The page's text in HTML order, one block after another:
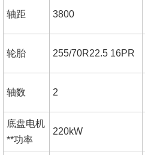
轴距 3800
轮胎 255/70R22.5 16PR
轴数 2
底盘电机
**功率
220kW